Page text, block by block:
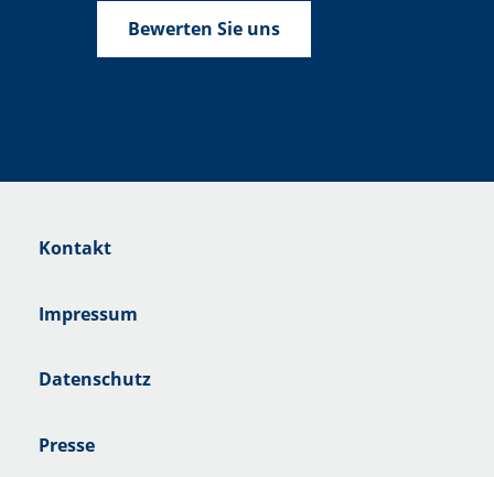
Bewerten Sie uns
Kontakt
Impressum
Datenschutz
Presse